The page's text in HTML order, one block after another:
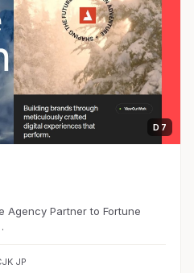
D 7
Agency Partner to Fortune
JP